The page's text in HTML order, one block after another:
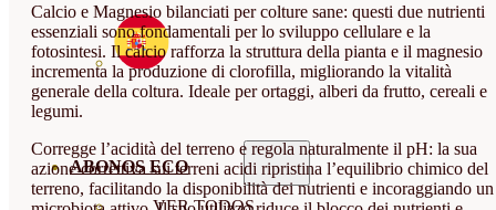
ABONOS ECO
VER TODOS
Calcio e Magnesio bilanciati per colture sane: questi due nutrienti
essenziali sono fondamentali per lo sviluppo cellulare e la
fotosintesi. Il calcio rafforza la struttura della pianta e il magnesio
incrementa la produzione di clorofilla, migliorando la vitalità
generale della coltura. Ideale per ortaggi, alberi da frutto, cereali e
legumi.
Corregge l’acidità del terreno e regola naturalmente il pH: la sua
azione correttiva sui terreni acidi ripristina l’equilibrio chimico del
terreno, facilitando la disponibilità dei nutrienti e incoraggiando un